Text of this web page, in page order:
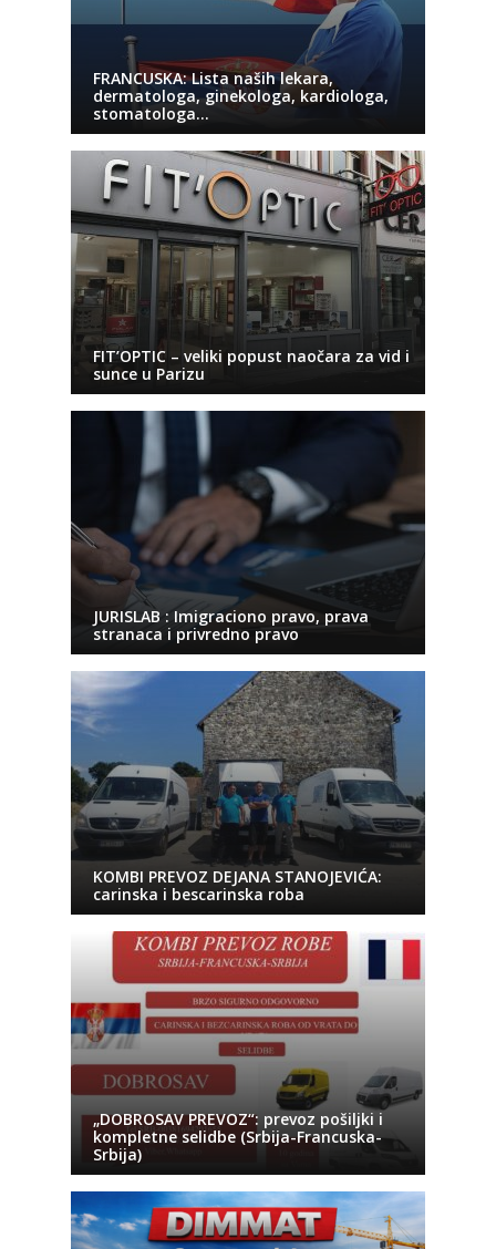
FRANCUSKA: Lista naših lekara,
dermatologa, ginekologa, kardiologa,
stomatologa…
FIT’OPTIC – veliki popust naočara za vid i
sunce u Parizu
JURISLAB : Imigraciono pravo, prava
stranaca i privredno pravo
KOMBI PREVOZ DEJANA STANOJEVIĆA:
carinska i bescarinska roba
„DOBROSAV PREVOZ“: prevoz pošiljki i
kompletne selidbe (Srbija-Francuska-
Srbija)